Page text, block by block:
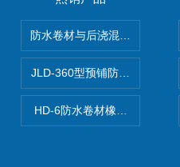
防水卷材与后浇混凝土剥离强
JLD-360型预铺防水卷材抗冲
HD-6防水卷材橡胶测厚仪